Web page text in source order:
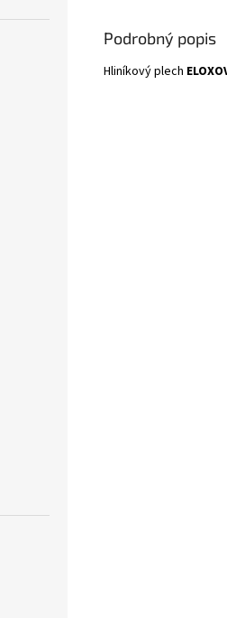
Podrobný popis
Hliníkový plech